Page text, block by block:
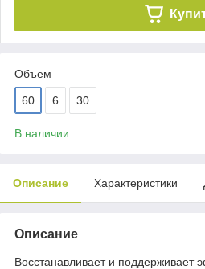
Объем
60 6 30
В наличии
Описание Характеристики
Описание
Восстанавливает и поддерживает